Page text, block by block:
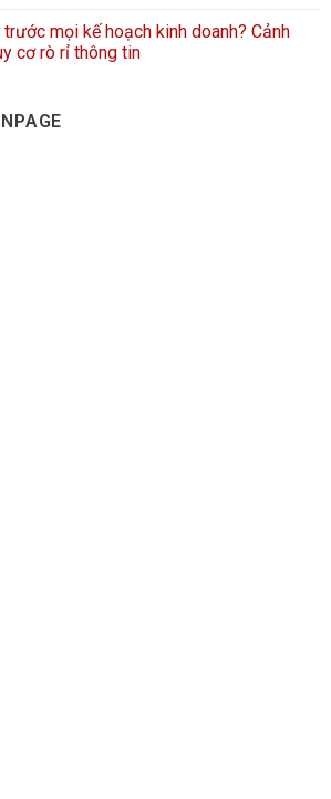
mọi kế hoạch kinh doanh? Cảnh
cơ rò rỉ thông tin